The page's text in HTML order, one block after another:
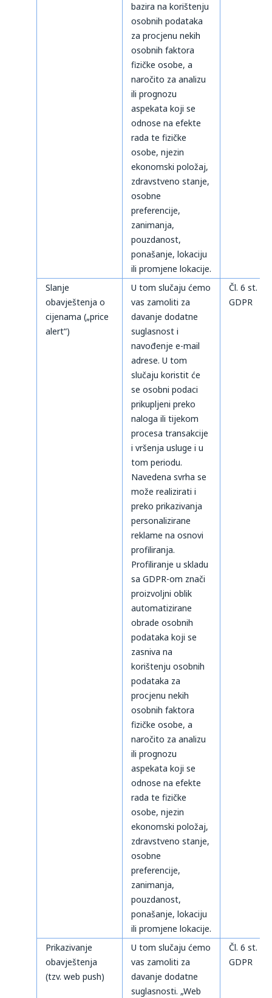
bazira na korištenju
osobnih podataka
za procjenu nekih
osobnih faktora
fizičke osobe, a
naročito za analizu
ili prognozu
aspekata koji se
odnose na efekte
rada te fizičke
osobe, njezin
ekonomski položaj,
zdravstveno stanje,
osobne
preferencije,
zanimanja,
pouzdanost,
ponašanje, lokaciju
ili promjene lokacije.
Slanje
obavještenja o
cijenama („price
alert“)
U tom slučaju ćemo
vas zamoliti za
davanje dodatne
suglasnost i
navođenje e-mail
adrese. U tom
slučaju koristit će
se osobni podaci
prikupljeni preko
naloga ili tijekom
procesa transakcije
i vršenja usluge i u
tom periodu.
Navedena svrha se
može realizirati i
preko prikazivanja
personalizirane
reklame na osnovi
profiliranja.
Profiliranje u skladu
sa GDPR-om znači
proizvoljni oblik
automatizirane
obrade osobnih
podataka koji se
zasniva na
korištenju osobnih
podataka za
procjenu nekih
osobnih faktora
fizičke osobe, a
naročito za analizu
ili prognozu
aspekata koji se
odnose na efekte
rada te fizičke
osobe, njezin
ekonomski položaj,
zdravstveno stanje,
osobne
preferencije,
zanimanja,
pouzdanost,
ponašanje, lokaciju
ili promjene lokacije.
Čl. 6 st. 1
GDPR
Prikazivanje
obavještenja
(tzv. web push)
U tom slučaju ćemo
vas zamoliti za
davanje dodatne
suglasnosti. „Web
Čl. 6 st. 1
GDPR